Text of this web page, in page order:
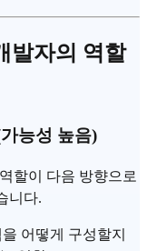
발자의 역할
능성 높음)
할이 다음 방향으로
니다.
어떻게 구성할지